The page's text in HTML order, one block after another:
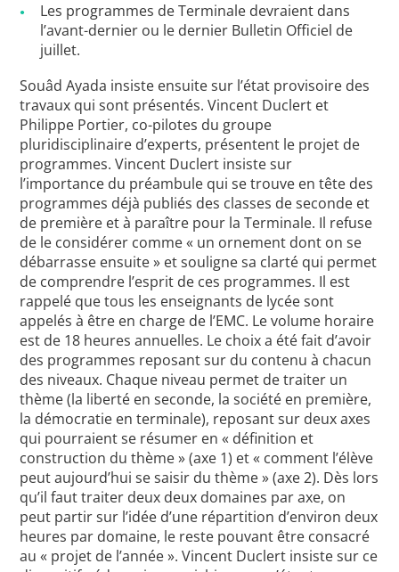
Les programmes de Terminale devraient dans
l’avant-dernier ou le dernier Bulletin Officiel de
juillet.
Souâd Ayada insiste ensuite sur l’état provisoire des
travaux qui sont présentés. Vincent Duclert et
Philippe Portier, co-pilotes du groupe
pluridisciplinaire d’experts, présentent le projet de
programmes. Vincent Duclert insiste sur
l’importance du préambule qui se trouve en tête des
programmes déjà publiés des classes de seconde et
de première et à paraître pour la Terminale. Il refuse
de le considérer comme « un ornement dont on se
débarrasse ensuite » et souligne sa clarté qui permet
de comprendre l’esprit de ces programmes. Il est
rappelé que tous les enseignants de lycée sont
appelés à être en charge de l’EMC. Le volume horaire
est de 18 heures annuelles. Le choix a été fait d’avoir
des programmes reposant sur du contenu à chacun
des niveaux. Chaque niveau permet de traiter un
thème (la liberté en seconde, la société en première,
la démocratie en terminale), reposant sur deux axes
qui pourraient se résumer en « définition et
construction du thème » (axe 1) et « comment l’élève
peut aujourd’hui se saisir du thème » (axe 2). Dès lors
qu’il faut traiter deux deux domaines par axe, on
peut partir sur l’idée d’une répartition d’environ deux
heures par domaine, le reste pouvant être consacré
au « projet de l’année ». Vincent Duclert insiste sur ce